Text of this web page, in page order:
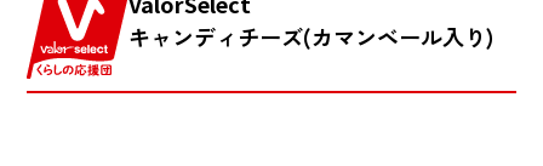
キャンディチーズ(カマンベール入り)